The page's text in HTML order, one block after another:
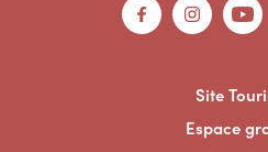
Site
Espace